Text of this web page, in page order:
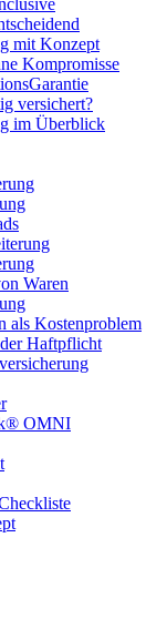
mit Konzept
Kompromisse
versichert?
im Überblick
Waren
als Kostenproblem
Haftpflicht
OMNI